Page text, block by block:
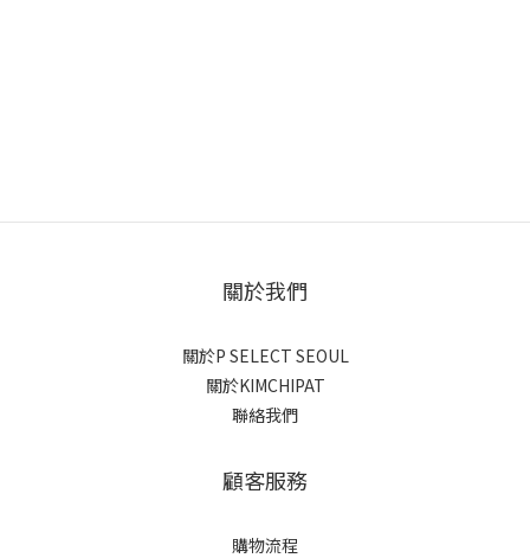
關於我們
關於P SELECT SEOUL
關於KIMCHIPAT
聯絡我們
顧客服務
購物流程